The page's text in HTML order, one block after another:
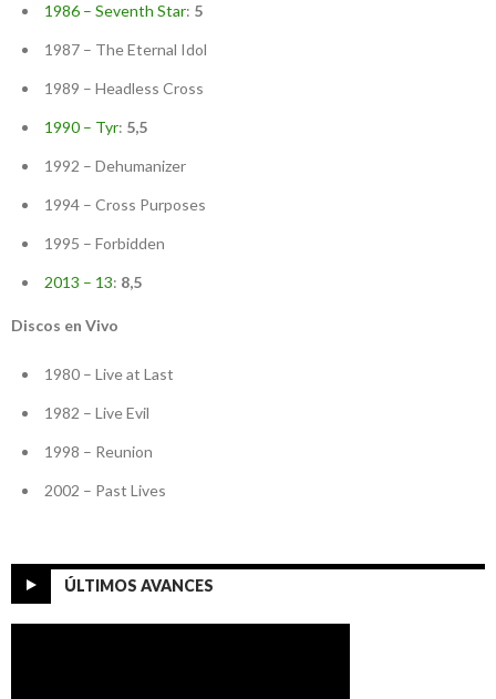
1986 – Seventh Star: 5
1987 – The Eternal Idol
1989 – Headless Cross
1990 – Tyr: 5,5
1992 – Dehumanizer
1994 – Cross Purposes
1995 – Forbidden
2013 – 13: 8,5
Discos en Vivo
1980 – Live at Last
1982 – Live Evil
1998 – Reunion
2002 – Past Lives
ÚLTIMOS AVANCES